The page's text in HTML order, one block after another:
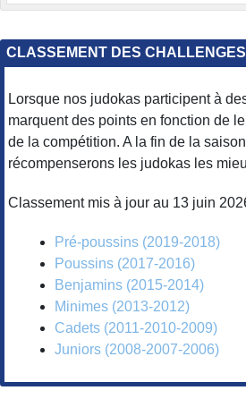
CLASSEMENT DES CHALLENGES
Lorsque nos judokas participent à
marquent des points en fonction de
de la compétition. A la fin de la
récompenserons les judokas les
Classement mis à jour au 13 juin
Pré-poussins (2019-2018)
Poussins (2017-2016)
Benjamins (2015-2014)
Minimes (2013-2012)
Cadets (2011-2010-2009)
Juniors (2008-2007-2006)